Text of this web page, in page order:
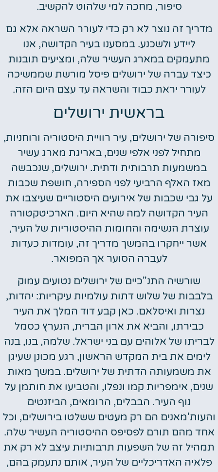
סיפור, מחכה למי שלהוט להקשיב.
מדריך זה נוצר לא רק כדי לעורר השראה אלא גם
ליידע ולשכנע. במסענו בעיר הקדושה, אנו
מתעמקים במארג העשיר שלה, ומציעים תובנות
כיצד עברה של ירושלים פיסל מורשת שממשיכה
לעורר יראת כבוד והשראה עד עצם היום הזה.
בראשית ירושלים
סיפורה של ירושלים, עיר רוויית היסטוריה ורוחניות,
מתחיל לפני אלפי שנים, באריגת מארג עשיר
במשמעות תרבותית ודתית. ירושלים, שנכבשה
מאז האלף הרביעי לפני הספירה, חושפת שכבות
על גבי שכבות של אירועים היסטוריים שעיצבו את
העיר הקדושה למה שהיא היום. הארכיטקטורה
עוצרת הנשימה והחומות ההיסטוריות של העיר,
אשר ייחקרו בהמשך מדריך זה, עומדות כעדות
לעברה הסוער אך המפואר.
שורשיה התנ"כיים של ירושלים נטועים עמוק
בלבבות של שלוש דתות עולמיות עיקריות: יהדות,
נצרות ואיסלאם. כאן קבע דוד המלך את העיר
כבירתו, והביא את ארון הברית, הנערץ כסמל
לבריתו של אלוהים עם בני ישראל. שלמה, בנו, בנה
לימים את בית המקדש הראשון, רגע מכונן שעיגן
את משמעותה הדתית של ירושלים. במשך מאות
שנים, אימפריות קמו ונפלו, והטביעו את חותמן על
נוף העיר. הבבלים, הרומאים, הביזנטים
והעות'מאנים הם רק מעטים ששלטו בירושלים, וכל
אחד מהם תורם לפסיפס ההיסטוריה העשיר שלה.
תמהיל זה של השפעות תרבותיות עיצב לא רק את
פלאיה האדריכליים של העיר, אותם נתעמק בהם,